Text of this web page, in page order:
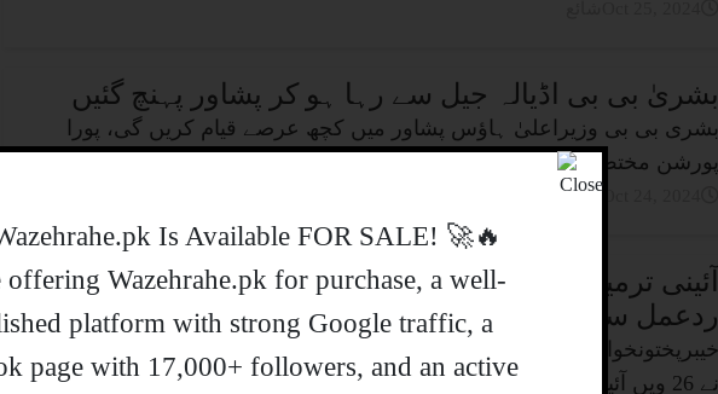
بشریٰ بی بی اڈیالہ جیل سے رہا ہو کر پشاور پہنچ گئیں
بشری بی بی وزیراعلیٰ ہاؤس پشاور میں کچھ عرصے قیام کریں گی، پورا
پورشن مختص، مشیر اطلاعات کی تصدیق
آئینی ترمیم کیلئے حکومت کو کیوں ووٹ دیا؟مبارک زیب کا
ردعمل سامنے آ گیا
نے 26 ویں آئینی ترامیم کیلئے مرکزی حکومت کا ساتھ کے حوالے سے اپنا موقف
🔥🚀 !Wazehrahe.pk Is Available FOR SALE 🚀🔥
offering Wazehrahe.pk for purchase, a well-
platform with strong Google traffic, a
page with 17,000+ followers, and an active